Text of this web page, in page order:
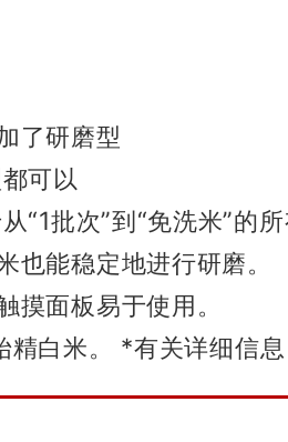
了研磨型
可以
“1批次”到“免洗米”的所
能稳定地进行研磨。
面板易于使用。
精白米。 *有关详细信